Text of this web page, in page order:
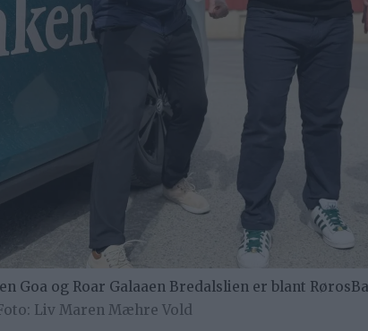
Goa og Roar Galaaen Bredalslien er blant
Liv Maren Mæhre Vold